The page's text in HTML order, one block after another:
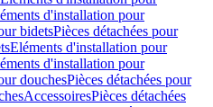
d'installation pour
bidetsPièces détachées pour
Eléments d'installation pour
d'installation pour
douchesPièces détachées pour
AccessoiresPièces détachées